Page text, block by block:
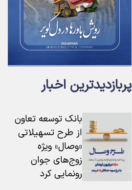
پربازدیدترین اخبار
بانک توسعه تعاون
از طرح تسهیلاتی
«وصال» ویژه
زوج‌های جوان
رونمایی کرد